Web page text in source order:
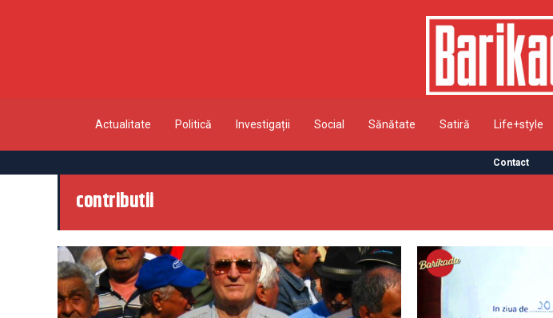
Actualitate Politică Investigații Social Sănătate Satiră Life+style
Contact
contributii